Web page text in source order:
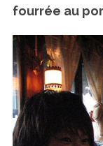
fourrée au